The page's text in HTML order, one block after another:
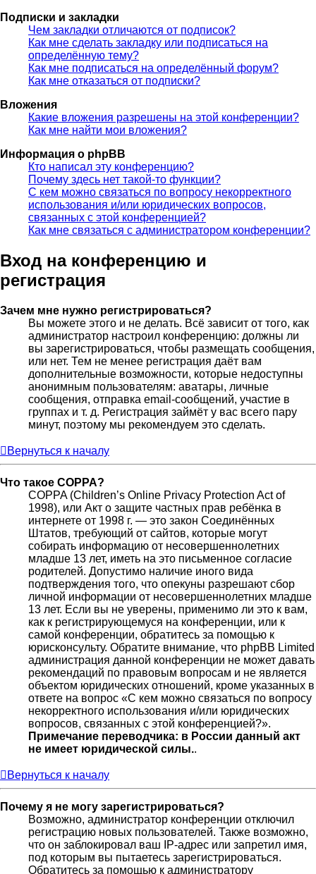
Подписки и закладки
Чем закладки отличаются от подписок?
Как мне сделать закладку или подписаться на
определённую тему?
Как мне подписаться на определённый форум?
Как мне отказаться от подписки?
Вложения
Какие вложения разрешены на этой конференции?
Как мне найти мои вложения?
Информация о phpBB
Кто написал эту конференцию?
Почему здесь нет такой-то функции?
С кем можно связаться по вопросу некорректного
использования и/или юридических вопросов,
связанных с этой конференцией?
Как мне связаться с администратором конференции?
Вход на конференцию и
регистрация
Зачем мне нужно регистрироваться?
Вы можете этого и не делать. Всё зависит от того, как
администратор настроил конференцию: должны ли
вы зарегистрироваться, чтобы размещать сообщения,
или нет. Тем не менее регистрация даёт вам
дополнительные возможности, которые недоступны
анонимным пользователям: аватары, личные
сообщения, отправка email-сообщений, участие в
группах и т. д. Регистрация займёт у вас всего пару
минут, поэтому мы рекомендуем это сделать.
Вернуться к началу
Что такое COPPA?
COPPA (Children’s Online Privacy Protection Act of
1998), или Акт о защите частных прав ребёнка в
интернете от 1998 г. — это закон Соединённых
Штатов, требующий от сайтов, которые могут
собирать информацию от несовершеннолетних
младше 13 лет, иметь на это письменное согласие
родителей. Допустимо наличие иного вида
подтверждения того, что опекуны разрешают сбор
личной информации от несовершеннолетних младше
13 лет. Если вы не уверены, применимо ли это к вам,
как к регистрирующемуся на конференции, или к
самой конференции, обратитесь за помощью к
юрисконсульту. Обратите внимание, что phpBB Limited
администрация данной конференции не может давать
рекомендаций по правовым вопросам и не является
объектом юридических отношений, кроме указанных в
ответе на вопрос «С кем можно связаться по вопросу
некорректного использования и/или юридических
вопросов, связанных с этой конференцией?».
Примечание переводчика: в России данный акт
не имеет юридической силы..
Вернуться к началу
Почему я не могу зарегистрироваться?
Возможно, администратор конференции отключил
регистрацию новых пользователей. Также возможно,
что он заблокировал ваш IP-адрес или запретил имя,
под которым вы пытаетесь зарегистрироваться.
Обратитесь за помощью к администратору